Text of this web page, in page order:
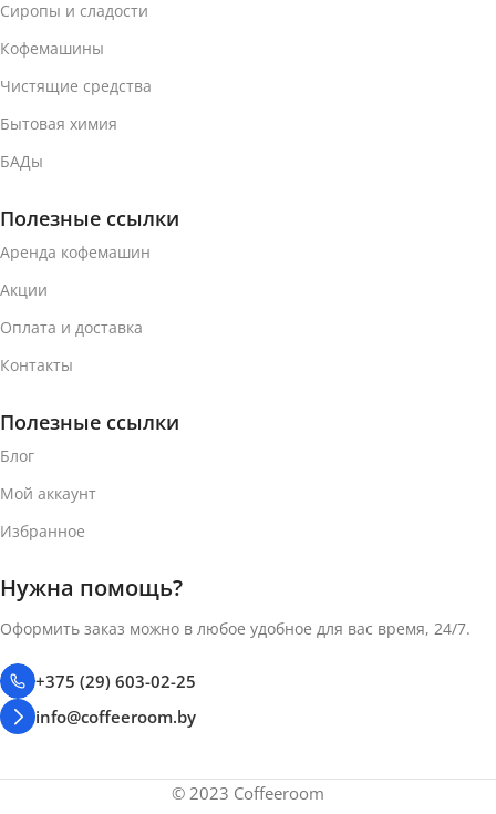
Сиропы и сладости
Кофемашины
Чистящие средства
Бытовая химия
БАДы
Полезные ссылки
Аренда кофемашин
Акции
Оплата и доставка
Контакты
Полезные ссылки
Блог
Мой аккаунт
Избранное
Нужна помощь?
Оформить заказ можно в любое удобное для вас время, 24/7.
+375 (29) 603-02-25
info@coffeeroom.by
© 2023 Coffeeroom